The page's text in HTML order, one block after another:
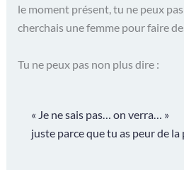
le moment présent, tu ne peux
cherchais une femme pour faire
Tu ne peux pas non plus dire :
« Je ne sais pas… on verra… »
juste parce que tu as peur de la